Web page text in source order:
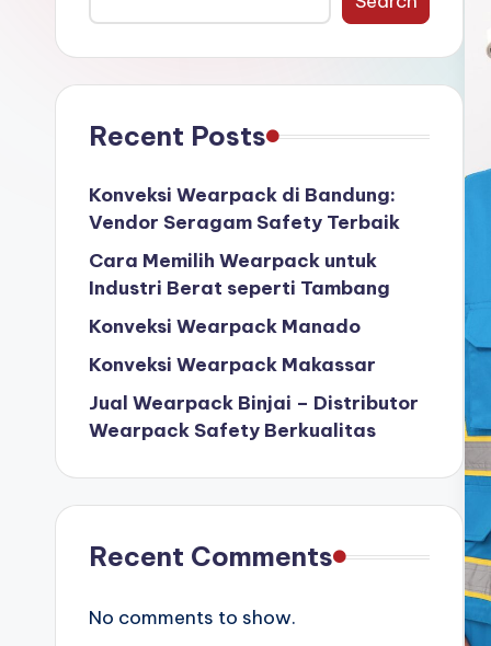
W
e
Recent Posts
Konveksi Wearpack di Bandung:
Vendor Seragam Safety Terbaik
Cara Memilih Wearpack untuk
Industri Berat seperti Tambang
Konveksi Wearpack Manado
Konveksi Wearpack Makassar
Jual Wearpack Binjai – Distributor
Wearpack Safety Berkualitas
Recent Comments
No comments to show.